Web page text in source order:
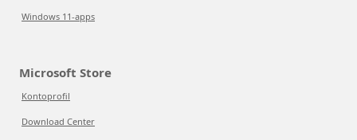
Windows 11-apps
Microsoft Store
Kontoprofil
Download Center